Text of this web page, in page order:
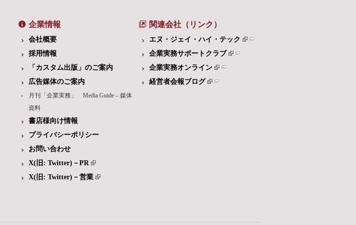
企業情報
会社概要
採用情報
「カスタム出版」のご案内
広告媒体のご案内
月刊「企業実務」 Media Guide – 媒体
資料
書店様向け情報
プライバシーポリシー
お問い合わせ
X(旧: Twitter)－PR
X(旧: Twitter)－営業
関連会社（リンク）
エヌ・ジェイ・ハイ・テック
企業実務サポートクラブ
企業実務オンライン
経営者会報ブログ